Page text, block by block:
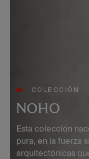
COLECCIÓN
NOHO
Esta colección
pura, en la fuerza
arquitectónicas